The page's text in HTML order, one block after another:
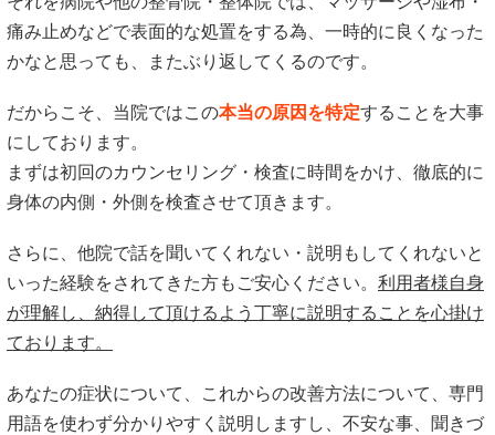
痛み止めなどで表面的な処置をする為、一時的に良くなった
かなと思っても、またぶり返してくるのです。
だからこそ、当院ではこの本当の原因を特定することを大事
にしております。
まずは初回のカウンセリング・検査に時間をかけ、徹底的に
身体の内側・外側を検査させて頂きます。
さらに、他院で話を聞いてくれない・説明もしてくれないと
いった経験をされてきた方もご安心ください。 利用者様自身
が理解し、納得して頂けるよう丁寧に説明することを心掛け
ております。
あなたの症状について、これからの改善方法について、専門
用語を使わず分かりやすく説明しますし、不安な事、聞きづ